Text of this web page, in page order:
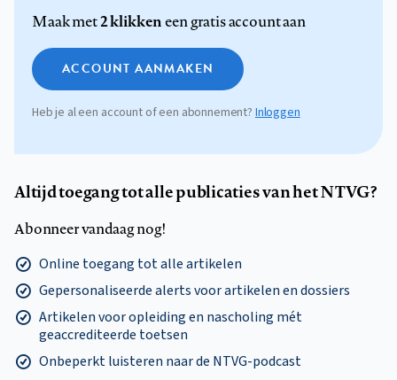
Maak met2 klikkeneen gratis account aan
ACCOUNT AANMAKEN
Heb je al een account of een abonnement?Inloggen
Altijd toegang tot alle publicaties van het NTVG?
Abonneer vandaag nog!
Online toegang tot alle artikelen
Gepersonaliseerde alerts voor artikelen en dossiers
Artikelen voor opleiding en nascholing mét
geaccrediteerde toetsen
Onbeperkt luisteren naar de NTVG-podcast